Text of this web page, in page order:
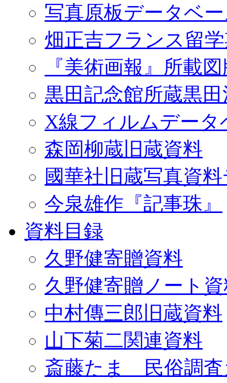
写真原板データベ
畑正吉フランス留
『美術画報』所載
黒田記念館所蔵黒
X線フィルムデータ
森岡柳蔵旧蔵資料
國華社旧蔵写真資
今泉雄作『記事珠』
資料目録
久野健寄贈資料
久野健寄贈ノート
中村傳三郎旧蔵資料
山下菊二関連資料
斎藤たま 民俗調査